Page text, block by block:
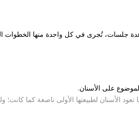
عدة جلسات، تُجرى في كل واحدة منها الخطوات
على الأسنان.
الأسنان لطبيعتها الأولى ناصعة كما كانت؛ ول